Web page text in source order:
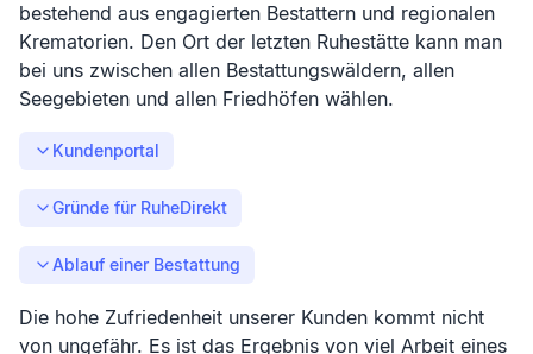
bestehend aus engagierten Bestattern und regionalen
Krematorien. Den Ort der letzten Ruhestätte kann man
bei uns zwischen allen Bestattungswäldern, allen
Seegebieten und allen Friedhöfen wählen.
Kundenportal
Gründe für RuheDirekt
Ablauf einer Bestattung
Die hohe Zufriedenheit unserer Kunden kommt nicht
von ungefähr. Es ist das Ergebnis von viel Arbeit eines